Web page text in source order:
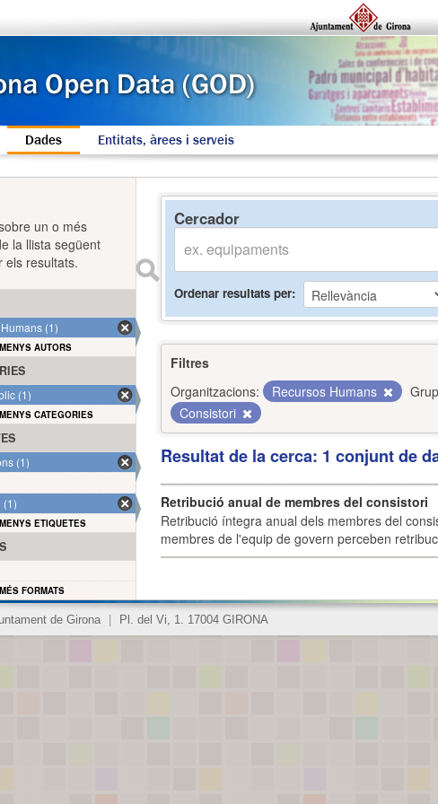
Dades Entitats, àrees i serveis
Cercador
Ordenar resultats per
Filtres
Organitzacions:
Recursos Humans
Consistori
Resultat de la cerca: 1 conjunt de
Retribució anual de membres del consistori
Retribució íntegra anual dels membres del
membres de l'equip de govern perceben
un o més
la llista següent
els resultats.
(1)
AUTORS
(1)
CATEGORIES
(1)
(1)
ETIQUETES
FORMATS
de Girona Pl. del Vi, 1. 17004 GIRONA